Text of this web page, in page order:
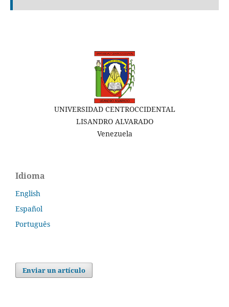
UNIVERSIDAD CENTROCCIDENTAL
LISANDRO ALVARADO
Venezuela
Idioma
English
Español
Português
Enviar un artículo